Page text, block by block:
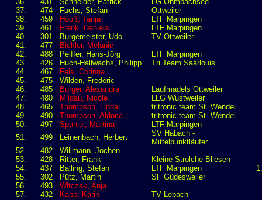
37.
474 Fuchs, Stefan
Ottweiler
38.
459 Hooß, Tanja
LTF Marpingen
39.
461 Frank, Daniela
LTF Marpingen
40.
301 Burgemeister, Udo
TV Ottweiler
41.
477
Bickler, Melanie
42.
488 Peiffer, Hans-Jörg
LTF Marpingen
43.
426 Huch-Hallwachs, Philipp
Tri Team Saarlouis
44.
467
Feis, Corinna
45.
475 Wilden, Frederic
46.
485 Burger, Alexandra
Laufmädels Ottweiler
47.
480 Mildau, Nicole
LLG Wustweiler
48.
465 Thompson, Linda
tritronic team St. Wendel
49.
490 Thompson, Aldona
tritronic team St. Wendel
50.
497 Spaniol, Martina
LTF Marpingen
51.
499 Leinenbach, Herbert
SV Habach -
Mittelpunktläufer
52.
482 Willmann, Jochen
53.
428 Ritter, Frank
Kleine Strolche Bliesen
54.
437 Balling, Stefan LTF Marpingen
55.
302 Pütz, Martin
SF Güdesweiler
56.
493 Witczak, Anja
57.
432 Kapp, Karin
TV Lebach